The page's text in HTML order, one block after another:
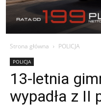
Strona główna POLICJA
POLICJA
13-letnia
wypadła z II